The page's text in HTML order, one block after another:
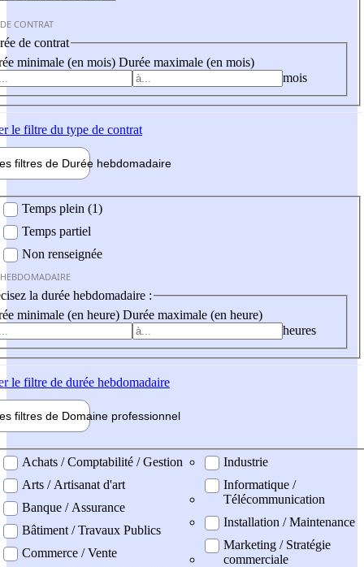
CONTRAT
de contrat
minimale (en mois) Durée maximale (en mois)
mois
le filtre du type de contrat
filtres de Durée hebdomadaire
Temps plein (1)
Temps partiel
Non renseignée
la durée hebdomadaire :
minimale (en heure) Durée maximale (en heure)
heures
le filtre de durée hebdomadaire
filtres de Domaine professionnel
professionel
Achats / Comptabilité / Gestion
Arts / Artisanat d'art
Banque / Assurance
Bâtiment / Travaux Publics
Commerce / Vente
Industrie
Informatique /
Télécommunication
Installation / Maintenance
Marketing / Stratégie
commerciale